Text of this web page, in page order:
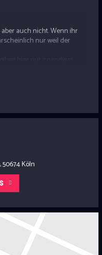
auch nicht. Wenn ihr
nur weil der
Köln